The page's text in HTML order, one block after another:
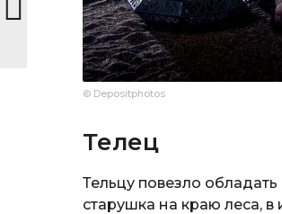
© Depositphotos
Телец
Тельцу повезло обладать
старушка на краю леса,